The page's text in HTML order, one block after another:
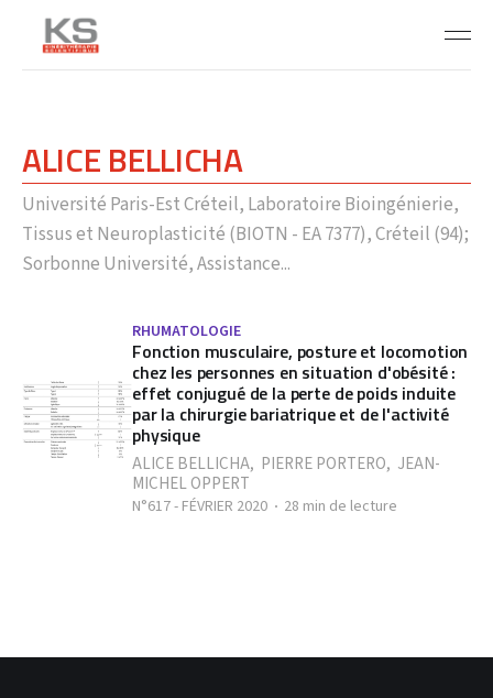
ALICE BELLICHA
Université Paris-Est Créteil, Laboratoire Bioingénierie,
Tissus et Neuroplasticité (BIOTN - EA 7377), Créteil (94);
Sorbonne Université, Assistance...
RHUMATOLOGIE
Fonction musculaire, posture et locomotion
chez les personnes en situation d'obésité :
effet conjugué de la perte de poids induite
par la chirurgie bariatrique et de l'activité
physique
ALICE BELLICHA, PIERRE PORTERO, JEAN-
MICHEL OPPERT
N°617 - FÉVRIER 2020 28 min de lecture